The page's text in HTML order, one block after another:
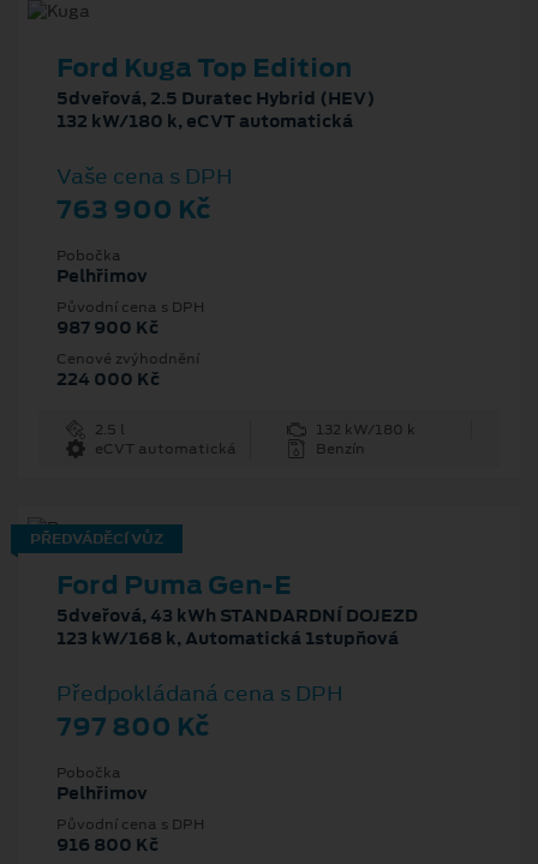
Ford Kuga Top Edition
5dveřová, 2.5 Duratec Hybrid (HEV)
132 kW/180 k, eCVT automatická
Vaše cena s DPH
763 900 Kč
Pobočka
Pelhřimov
Původní cena s DPH
987 900 Kč
Cenové zvýhodnění
224 000 Kč
2.5 l
132 kW/180 k
eCVT automatická
Benzín
PŘEDVÁDĚCÍ VŮZ
Ford Puma Gen-E
5dveřová, 43 kWh STANDARDNÍ DOJEZD
123 kW/168 k, Automatická 1stupňová
Předpokládaná cena s DPH
797 800 Kč
Pobočka
Pelhřimov
Původní cena s DPH
916 800 Kč